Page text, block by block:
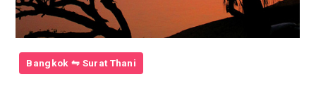
Bangkok ⇋ Surat Thani